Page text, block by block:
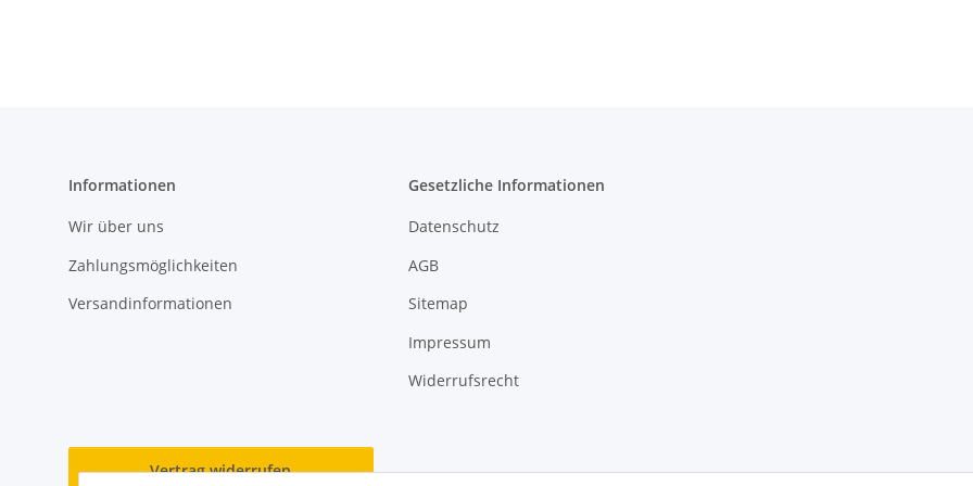
Informationen
Wir über uns
Zahlungsmöglichkeiten
Versandinformationen
Gesetzliche Informationen
Datenschutz
AGB
Sitemap
Impressum
Widerrufsrecht
Vertrag widerrufen